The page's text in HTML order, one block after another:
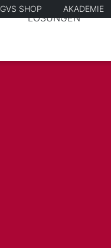
LÖSUNGEN
GVS SHOP AKADEMIE